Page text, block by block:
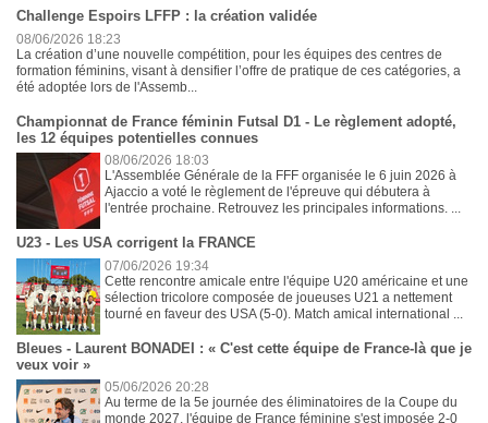
Challenge Espoirs LFFP : la création validée
08/06/2026 18:23
La création d’une nouvelle compétition, pour les équipes des centres de
formation féminins, visant à densifier l’offre de pratique de ces catégories, a
été adoptée lors de l'Assemb...
Championnat de France féminin Futsal D1 - Le règlement adopté,
les 12 équipes potentielles connues
08/06/2026 18:03
L'Assemblée Générale de la FFF organisée le 6 juin 2026 à
Ajaccio a voté le règlement de l'épreuve qui débutera à
l'entrée prochaine. Retrouvez les principales informations. ...
U23 - Les USA corrigent la FRANCE
07/06/2026 19:34
Cette rencontre amicale entre l'équipe U20 américaine et une
sélection tricolore composée de joueuses U21 a nettement
tourné en faveur des USA (5-0). Match amical international ...
Bleues - Laurent BONADEI : « C'est cette équipe de France-là que je
veux voir »
05/06/2026 20:28
Au terme de la 5e journée des éliminatoires de la Coupe du
monde 2027, l'équipe de France féminine s'est imposée 2-0